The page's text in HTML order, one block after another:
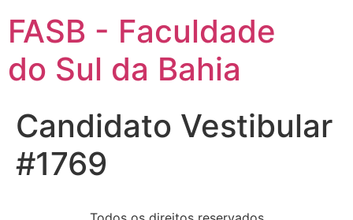
FASB - Faculdade
do Sul da Bahia
Candidato Vestibular
#1769